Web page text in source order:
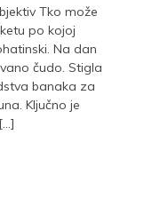
Tko može
po kojoj
Na dan
čudo. Stigla
banaka za
Ključno je